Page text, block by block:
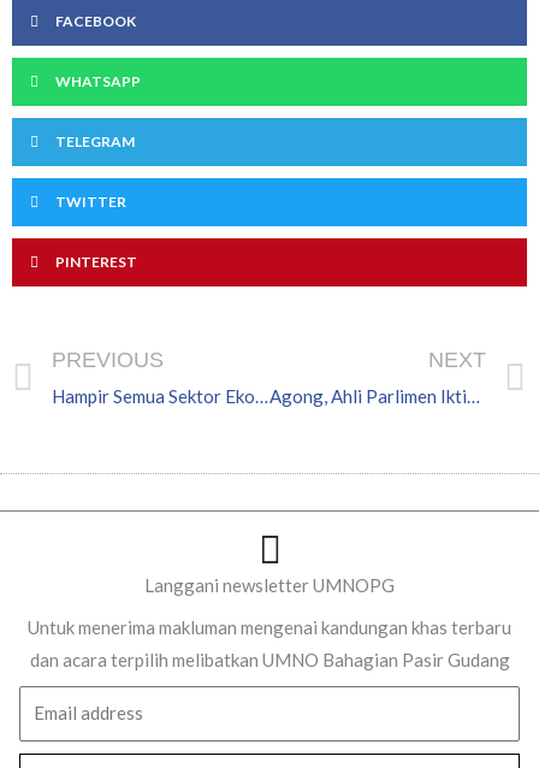
FACEBOOK
WHATSAPP
TELEGRAM
TWITTER
PINTEREST
Prev
PREVIOUS
Hampir Semua Sektor Ekonomi, Aktiviti Perniagaan Dibuka Bermula 4 Mei – PM
NEXT
Agong, Ahli Parlimen Iktiraf Pengorbanan Petugas Barisan Hadapan COVID-19
Langgani newsletter UMNOPG
Untuk menerima makluman mengenai kandungan khas terbaru
dan acara terpilih melibatkan UMNO Bahagian Pasir Gudang